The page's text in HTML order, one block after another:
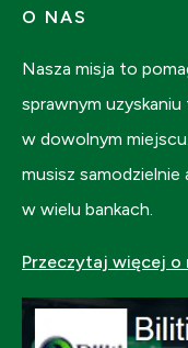
O NAS
Nasza misja to
sprawnym
w dowolnym
musisz
w wielu bankach.
Przeczytaj więcej o